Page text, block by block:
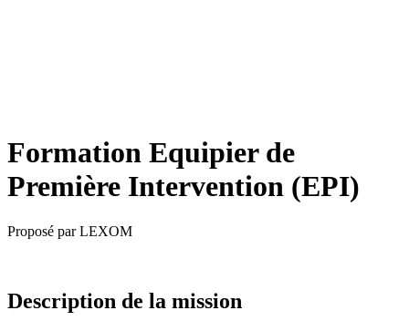
Formation Equipier de
Première Intervention (EPI)
Proposé par LEXOM
Description de la mission